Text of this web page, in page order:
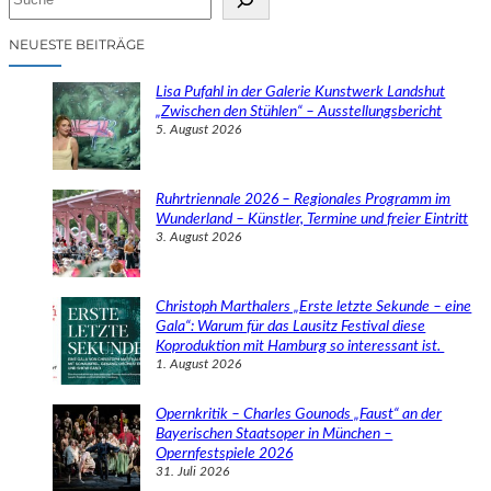
NEUESTE BEITRÄGE
Lisa Pufahl in der Galerie Kunstwerk Landshut
„Zwischen den Stühlen“ – Ausstellungsbericht
5. August 2026
Ruhrtriennale 2026 – Regionales Programm im
Wunderland – Künstler, Termine und freier Eintritt
3. August 2026
Christoph Marthalers „Erste letzte Sekunde – eine
Gala“: Warum für das Lausitz Festival diese
Koproduktion mit Hamburg so interessant ist.
1. August 2026
Opernkritik – Charles Gounods „Faust“ an der
Bayerischen Staatsoper in München –
Opernfestspiele 2026
31. Juli 2026